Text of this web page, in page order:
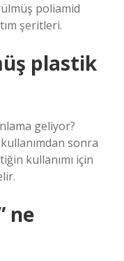
poliamid
şeritleri.
plastik
geliyor?
sonra
kullanımı için
ne